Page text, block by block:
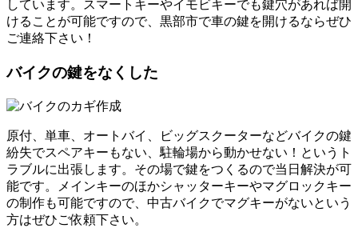
しています。スマートキーやイモビキーでも鍵穴があれば開
けることが可能ですので、黒部市で車の鍵を開けるならぜひ
ご連絡下さい！
バイクの鍵をなくした
原付、単車、オートバイ、ビッグスクーターなどバイクの鍵
紛失でスペアキーもない、駐輪場から動かせない！というト
ラブルに出張します。その場で鍵をつくるので当日解決が可
能です。メインキーのほかシャッターキーやマグロックキー
の制作も可能ですので、中古バイクでマグキーがないという
方はぜひご依頼下さい。